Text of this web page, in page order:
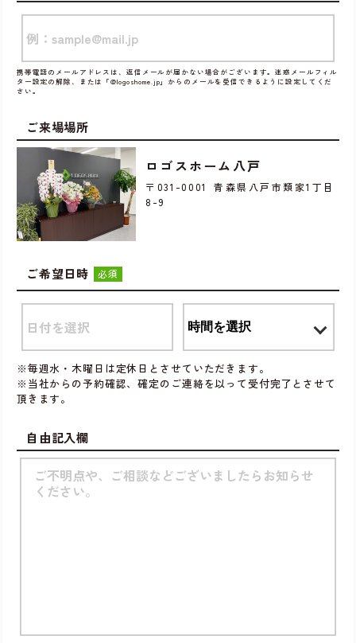
携帯電話のメールアドレスは、返信メールが届かない場合がございます。迷惑メールフィル
ター設定の解除、または「@logoshome.jp」からのメールを受信できるように設定してくだ
さい。
ご来場場所
ロゴスホーム八戸
〒031-0001 青森県八戸市類家1丁目
8-9
ご希望日時 必須
※毎週水・木曜日は定休日とさせていただきます。
※当社からの予約確認、確定のご連絡を以って受付完了とさせて
頂きます。
自由記入欄